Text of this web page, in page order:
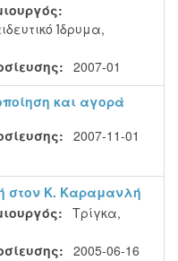
Ίδρυμα,
2007-01
και αγορά
2007-11-01
στον Κ. Καραμανλή
Τρίγκα,
2005-06-16